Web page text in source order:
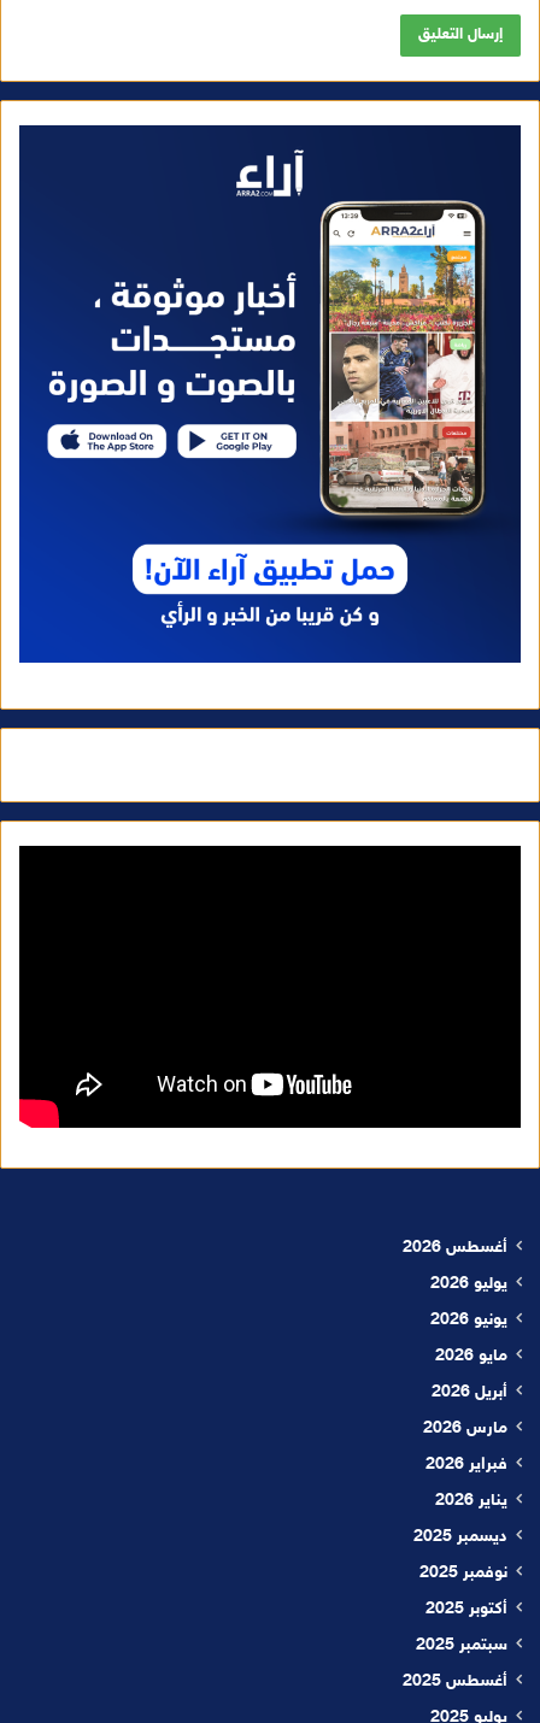
أغسطس 2026
يوليو 2026
يونيو 2026
مايو 2026
أبريل 2026
مارس 2026
فبراير 2026
يناير 2026
ديسمبر 2025
نوفمبر 2025
أكتوبر 2025
سبتمبر 2025
أغسطس 2025
يوليو 2025